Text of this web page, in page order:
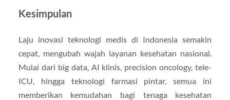
Kesimpulan
Laju inovasi teknologi medis di Indonesia semakin
cepat, mengubah wajah layanan kesehatan nasional.
Mulai dari big data, AI klinis, precision oncology, tele-
ICU, hingga teknologi farmasi pintar, semua ini
memberikan kemudahan bagi tenaga kesehatan